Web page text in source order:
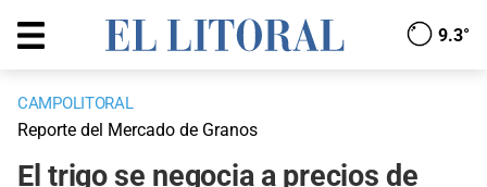
9.3°
CAMPOLITORAL
Reporte del Mercado de Granos
El trigo se negocia a precios de